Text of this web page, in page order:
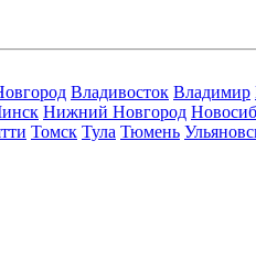
Владивосток Владимир
Нижний Новгород
Томск Тула Тюмень